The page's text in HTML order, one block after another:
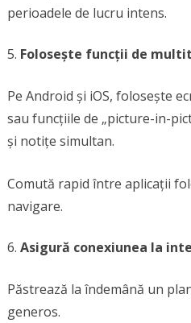
perioadele de lucru intens.
Folosește funcții de
Pe Android și iOS, folosește
sau funcțiile de „picture-in-
și notițe simultan.
Comută rapid între aplicații
navigare.
Asigură conexiunea la
Păstrează la îndemână un
generos.